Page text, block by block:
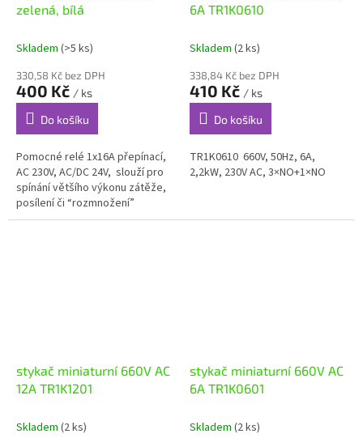
zelená, bílá
Skladem (>5 ks)
330,58 Kč bez DPH
400 Kč / ks
Do košíku
Pomocné relé 1x16A přepínací,
AC 230V, AC/DC 24V, slouží pro
spínání většího výkonu zátěže,
posílení či “rozmnožení”
kontaktů stávajícího zařízení.
6A TR1K0610
Skladem (2 ks)
338,84 Kč bez DPH
410 Kč / ks
Do košíku
TR1K0610 660V, 50Hz, 6A,
2,2kW, 230V AC, 3×NO+1×NO
stykač miniaturní 660V AC
12A TR1K1201
Skladem (2 ks)
stykač miniaturní 660V AC
6A TR1K0601
Skladem (2 ks)